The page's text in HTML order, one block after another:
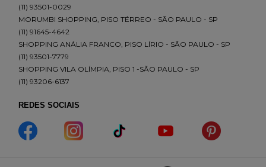
(11) 93501-0029
MORUMBI SHOPPING, PISO TÉRREO - SÃO PAULO - SP
(11) 91645-4642
SHOPPING ANÁLIA FRANCO, PISO LÍRIO - SÃO PAULO - SP
(11) 93501-7779
SHOPPING VILA OLÍMPIA, PISO 1 -SÃO PAULO - SP
(11) 93206-6137
REDES SOCIAIS